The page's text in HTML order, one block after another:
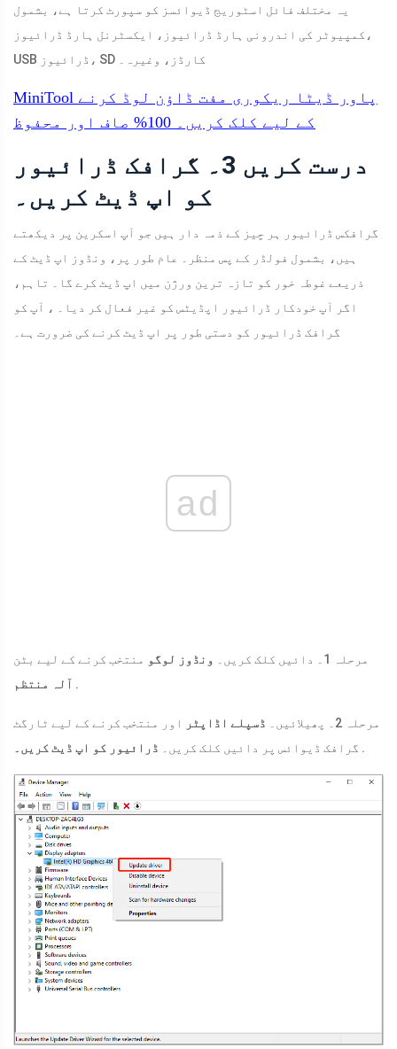
یہ مختلف فائل اسٹوریج ڈیوائسز کو سپورٹ کرتا ہے، بشمول
کمپیوٹر کی اندرونی ہارڈ ڈرائیوز، ایکسٹرنل ہارڈ ڈرائیوز،
USB ڈرائیوز، SD کارڈز، وغیرہ۔
MiniTool پاور ڈیٹا ریکوری مفت ڈاؤن لوڈ کرنے
کے لیے کلک کریں۔
صاف اور محفوظ
درست کریں 3۔ گرافک ڈرائیور
کو اپ ڈیٹ کریں۔
گرافکس ڈرائیور ہر چیز کے ذمہ دار ہیں جو آپ اسکرین پر دیکھتے
ہیں، بشمول فولڈر کے پس منظر۔ عام طور پر، ونڈوز اپ ڈیٹ کے
ذریعے غوطہ خور کو تازہ ترین ورژن میں اپ ڈیٹ کرے گا۔ تاہم،
اگر آپ خودکار ڈرائیور اپڈیٹس کو غیر فعال کر دیا۔ ، آپ کو
گرافک ڈرائیور کو دستی طور پر اپ ڈیٹ کرنے کی ضرورت ہے۔
ad
مرحلہ 1۔ دائیں کلک کریں۔ ونڈوز لوگو منتخب کرنے کے لیے بٹن
آلہ منتظم .
مرحلہ 2۔ پھیلائیں۔ ڈسپلے اڈاپٹر
اور منتخب کرنے کے لیے ٹارگٹ
گرافک ڈیوائس پر دائیں کلک کریں۔ ڈرائیور کو اپ ڈیٹ کریں۔ .